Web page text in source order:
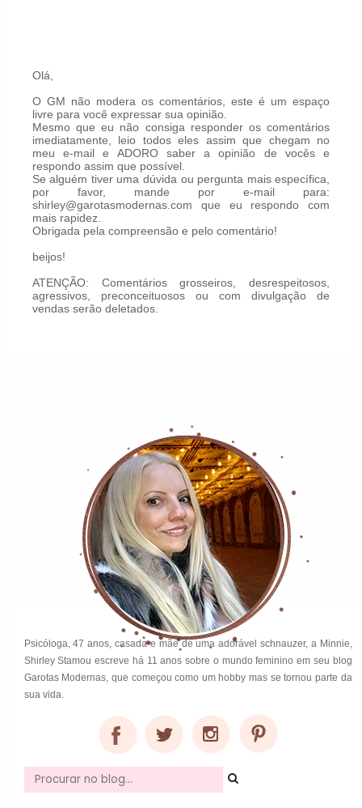
Olá,
O GM não modera os comentários, este é um espaço
livre para você expressar sua opinião.
Mesmo que eu não consiga responder os comentários
imediatamente, leio todos eles assim que chegam no
meu e-mail e ADORO saber a opinião de vocês e
respondo assim que possível.
Se alguém tiver uma dúvida ou pergunta mais específica,
por favor, mande por e-mail para:
shirley@garotasmodernas.com que eu respondo com
mais rapidez.
Obrigada pela compreensão e pelo comentário!
beijos!
ATENÇÃO: Comentários grosseiros, desrespeitosos,
agressivos, preconceituosos ou com divulgação de
vendas serão deletados.
Psicóloga, 47 anos, casada e mãe de uma adorável schnauzer, a Minnie,
Shirley Stamou escreve há 11 anos sobre o mundo feminino em seu blog
Garotas Modernas, que começou como um hobby mas se tornou parte da
sua vida.